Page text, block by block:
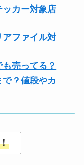
ッカー対象店
アファイル対
売ってる？
で？値段やカ